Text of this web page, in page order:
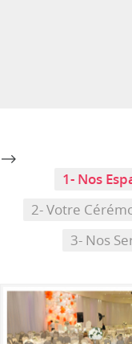
-->
1- Nos
2- Votre
3- Nos